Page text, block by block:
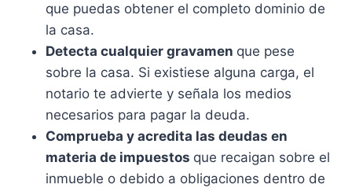
que puedas obtener el completo dominio de
la casa.
Detecta cualquier gravamen que pese
sobre la casa. Si existiese alguna carga, el
notario te advierte y señala los medios
necesarios para pagar la deuda.
Comprueba y acredita las deudas en
materia de impuestos que recaigan sobre el
inmueble o debido a obligaciones dentro de